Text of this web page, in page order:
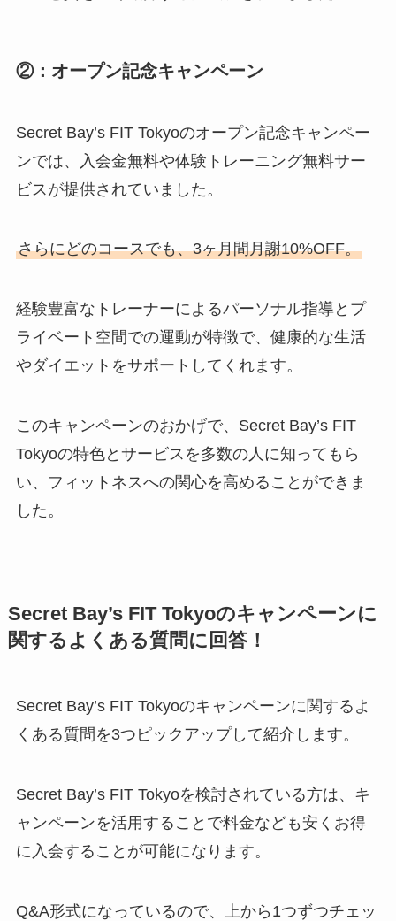
②：オープン記念キャンペーン
Secret Bay’s FIT Tokyoのオープン記念キャンペー
ンでは、入会金無料や体験トレーニング無料サー
ビスが提供されていました。
さらにどのコースでも、3ヶ月間月謝10%OFF。
経験豊富なトレーナーによるパーソナル指導とプ
ライベート空間での運動が特徴で、健康的な生活
やダイエットをサポートしてくれます。
このキャンペーンのおかげで、Secret Bay’s FIT
Tokyoの特色とサービスを多数の人に知ってもら
い、フィットネスへの関心を高めることができま
した。
Secret Bay’s FIT Tokyoのキャンペーンに
関するよくある質問に回答！
Secret Bay’s FIT Tokyoのキャンペーンに関するよ
くある質問を3つピックアップして紹介します。
Secret Bay’s FIT Tokyoを検討されている方は、キ
ャンペーンを活用することで料金なども安くお得
に入会することが可能になります。
Q&A形式になっているので、上から1つずつチェッ